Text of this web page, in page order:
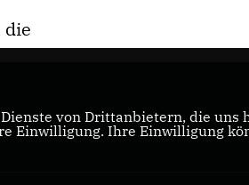
von Drittanbietern, die uns
Einwilligung. Ihre Einwilligung